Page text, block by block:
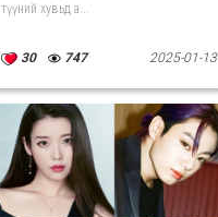
түүний хувьд а...
30 747 2025-01-13